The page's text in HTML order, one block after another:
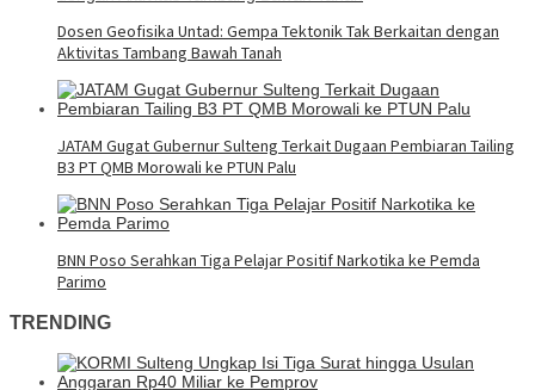
Dosen Geofisika Untad: Gempa Tektonik Tak Berkaitan dengan
Aktivitas Tambang Bawah Tanah
JATAM Gugat Gubernur Sulteng Terkait Dugaan Pembiaran Tailing
B3 PT QMB Morowali ke PTUN Palu
BNN Poso Serahkan Tiga Pelajar Positif Narkotika ke Pemda
Parimo
TRENDING